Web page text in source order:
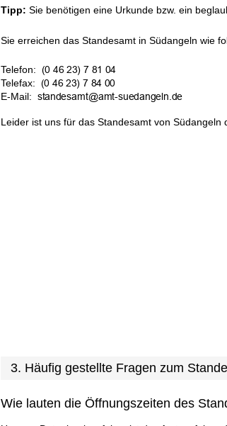
Tipp: Sie benötigen eine Urkunde bzw. ein
Sie erreichen das Standesamt in Südangeln wie
Telefon:
Telefax:
E-Mail:
Leider ist uns für das Standesamt von
3. Häufig gestellte Fragen zum
Wie lauten die Öffnungszeiten des